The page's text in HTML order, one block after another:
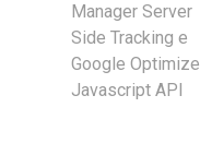
Manager Server
Side Tracking e
Google Optimize
Javascript API